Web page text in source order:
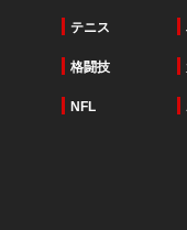
テニス
格闘技
NFL